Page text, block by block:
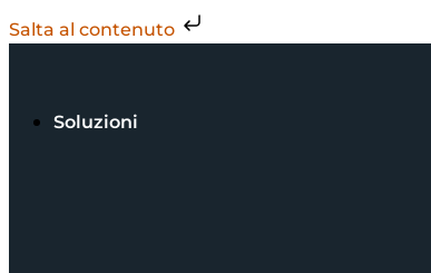
Salta al contenuto
Soluzioni